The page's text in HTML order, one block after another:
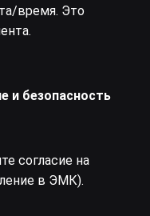
время. Это
и безопасность
согласие на
в ЭМК).